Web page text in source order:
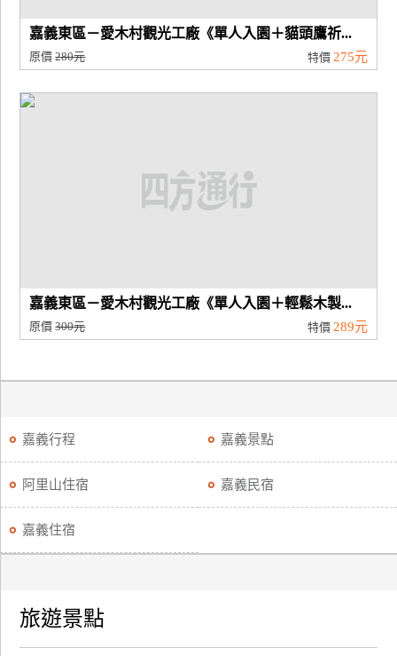
嘉義東區－愛木村觀光工廠《單人入園＋貓頭鷹祈...
原價280元 特價 275元
嘉義東區－愛木村觀光工廠《單人入園＋輕鬆木製...
原價300元 特價 289元
嘉義行程 嘉義景點
阿里山住宿 嘉義民宿
嘉義住宿
旅遊景點